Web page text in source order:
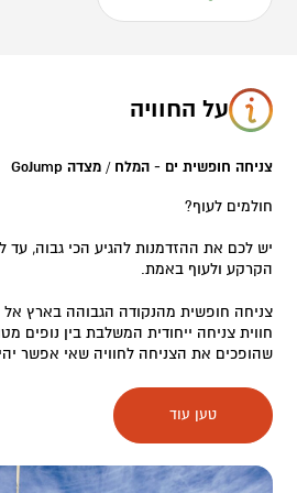
על החוויה
צניחה חופשית ים - המלח / מצדה GoJump
חולמים לעוף?
הקרקע ולעוף באמת.
צניחה חופשית מהנקודה הגבוהה בארץ אל
חווית צניחה ייחודית המשלבת בין נופים
שהופכים את הצניחה לחוויה שאי אפשר
החוויה תחל במפגש עם מדריך הצניחה
הדרכה וקדימה אל המטוס שימריא לטיסה
תוכלו להשקיף מלמעלה על ים המלח, מדבר
המטוס, רוח קרירה תנשב, ואז תקפצו
טען עוד